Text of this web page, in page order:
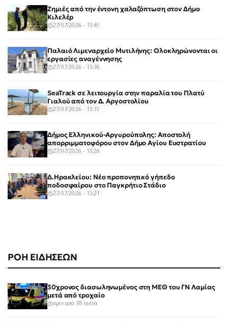
ΡΟΗ ΕΙΔΗΣΕΩΝ
30χρονος διασωληνωμένος στη ΜΕΘ του ΓΝ Λαμίας
μετά από τροχαίο
πριν από 30 λεπτά
Ζημιές από την έντονη χαλαζόπτωση στον Δήμο
Κιλελέρ
27/07/2026 - 13:41
Παλαιό Λιμεναρχείο Μυτιλήνης: Ολοκληρώνονται οι
εργασίες αναγέννησης
27/07/2026 - 13:36
SeaTrack σε λειτουργία στην παραλία του Πλατύ
Γιαλού από τον Δ. Αργοστολίου
27/07/2026 - 13:31
Δήμος Ελληνικού-Αργυρούπολης: Αποστολή
απορριμματοφόρου στον Δήμο Αγίου Ευστρατίου
27/07/2026 - 13:26
Δ.Ηρακλείου: Νέο προπονητικό γήπεδο
ποδοσφαίρου στο Παγκρήτιο Στάδιο
27/07/2026 - 13:21